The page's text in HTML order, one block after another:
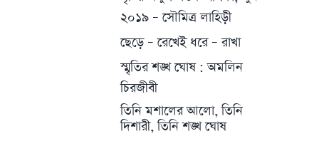
২০১৯ – সৌমিত্র লাহিড়ী
ছেড়ে – রেখেই ধরে – রাখা
স্মৃতির শঙ্খ ঘোষ : অমলিন
চিরজীবী
তিনি মশালের আলো, তিনি
দিশারী, তিনি শঙ্খ ঘোষ